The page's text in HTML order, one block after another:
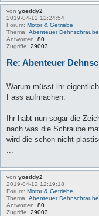
von yoeddy2
2019-04-12 12:24:54
Forum: Motor & Getriebe
Thema: Abenteuer
Antworten: 80
Zugriffe: 29003
Re: Abenteuer
Warum müsst ihr
Fass aufmachen.
Ihr habt nun sogar die
nach was die Schraube
wird die schon nicht
von yoeddy2
2019-04-12 12:19:18
Forum: Motor & Getriebe
Thema: Abenteuer
Antworten: 80
Zugriffe: 29003